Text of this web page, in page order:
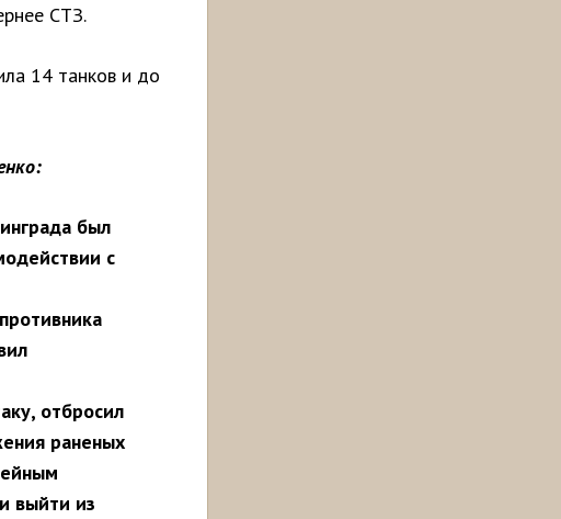
СТЗ.
14 танков и до
был
с
отбросил
раненых
выйти из